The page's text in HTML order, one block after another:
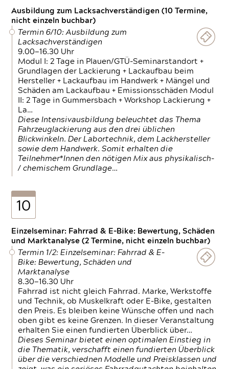
Ausbildung zum Lacksachverständigen (10 Termine,
nicht einzeln buchbar)
Termin 6/10: Ausbildung zum
Lacksachverständigen
9.00—16.30 Uhr
Modul I: 2 Tage in Plauen/GTÜ-Seminarstandort +
Grundlagen der Lackierung + Lackaufbau beim
Hersteller + Lackaufbau im Handwerk + Mängel und
Schäden am Lackaufbau + Emissionsschäden Modul
II: 2 Tage in Gummersbach + Workshop Lackierung +
La…
Diese Intensivausbildung beleuchtet das Thema
Fahrzeuglackierung aus den drei üblichen
Blickwinkeln. Der Labortechnik, dem Lackhersteller
sowie dem Handwerk. Somit erhalten die
Teilnehmer*Innen den nötigen Mix aus physikalisch-
/ chemischem Grundlage…
10
Einzelseminar: Fahrrad & E-Bike: Bewertung, Schäden
und Marktanalyse (2 Termine, nicht einzeln buchbar)
Termin 1/2: Einzelseminar: Fahrrad & E-
Bike: Bewertung, Schäden und
Marktanalyse
8.30—16.30 Uhr
Fahrrad ist nicht gleich Fahrrad. Marke, Werkstoffe
und Technik, ob Muskelkraft oder E-Bike, gestalten
den Preis. Es bleiben keine Wünsche offen und nach
oben gibt es keine Grenzen. In dieser Veranstaltung
erhalten Sie einen fundierten Überblick über…
Dieses Seminar bietet einen optimalen Einstieg in
die Thematik, verschafft einen fundierten Überblick
über die verschiednen Modelle und Preisklassen und